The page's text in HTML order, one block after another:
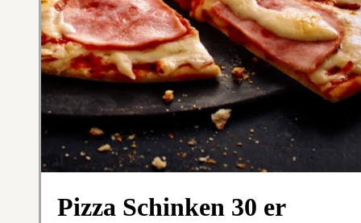
Pizza Schinken 30 er